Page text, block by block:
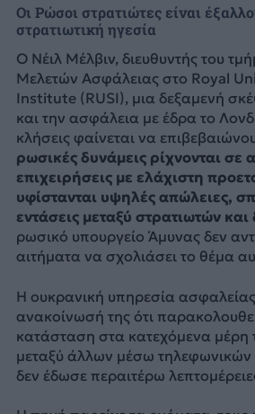
Οι Ρώσοι στρατιώτες είναι
στρατιωτική ηγεσία
Ο Νέιλ Μέλβιν, διευθυντής του
Μελετών Ασφάλειας στο Royal
Institute (RUSI), μια δεξαμενή
και την ασφάλεια με έδρα το
κλήσεις φαίνεται να
ρωσικές δυνάμεις ρίχνονται σε
επιχειρήσεις με ελάχιστη
υφίστανται υψηλές απώλειες,
εντάσεις μεταξύ στρατιωτών και
ρωσικό υπουργείο Άμυνας δεν
αιτήματα να σχολιάσει το θέμα
Η ουκρανική υπηρεσία
ανακοίνωσή της ότι
κατάσταση στα κατεχόμενα μέρη
μεταξύ άλλων μέσω
δεν έδωσε περαιτέρω